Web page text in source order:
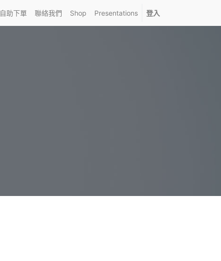
自助下單 聯絡我們 Shop Presentations 登入